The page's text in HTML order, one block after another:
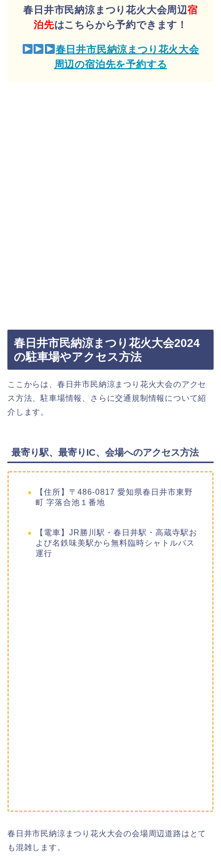
春日井市民納涼まつり花火大会周辺宿
泊先はこちらから予約できます！
春日井市民納涼まつり花火大会
周辺の宿泊先を予約する
春日井市民納涼まつり花火大会2024
の駐車場やアクセス方法
ここからは、春日井市民納涼まつり花火大会のアクセ
ス方法、駐車場情報、さらに交通規制情報について紹
介します。
最寄り駅、最寄りIC、会場へのアクセス方法
【住所】〒486-0817 愛知県春日井市東野
町 字落合池１番地
【電車】JR勝川駅・春日井駅・高蔵寺駅お
よび名鉄味美駅から無料臨時シャトルバス
運行
春日井市民納涼まつり花火大会の会場周辺道路はとて
も混雑します。